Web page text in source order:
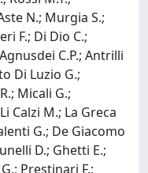
N.; Murgia S.;
F.; Di Dio C.;
C.P.; Antrilli
Di Luzio G.;
Micali G.;
Calzi M.; La Greca
G.; De Giacomo
D.; Ghetti E.;
Prestinari F.;